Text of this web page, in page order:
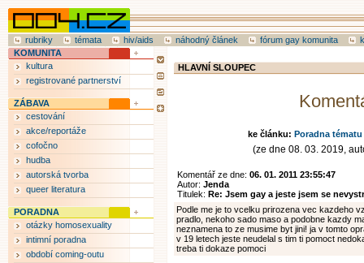
rubriky témata hiv/aids náhodný článek fórum gay komunita
HLAVNÍ SLOUPEC
ke článku: Poradna
(ze dne 08. 03. 2019,
Komentář ze dne: 06. 01. 2011 23:55:47
Autor: Jenda
Titulek: Re: Jsem gay a jeste jsem se
Podle me je to vcelku prirozena vec kazdeho
pradlo, nekoho sado maso a podobne kazdy
neznamena to ze musime byt jini! ja v tomto
v 19 letech jeste neudelal s tim ti pomoct
treba ti dokaze pomoci
KOMUNITA
kultura
registrované partnerství
ZÁBAVA
cestování
akce/reportáže
cofočno
hudba
autorská tvorba
queer literatura
PORADNA
otázky homosexuality
intimní poradna
období coming-outu